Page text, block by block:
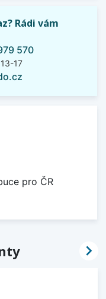
Rádi vám
570
17
pro ČR
